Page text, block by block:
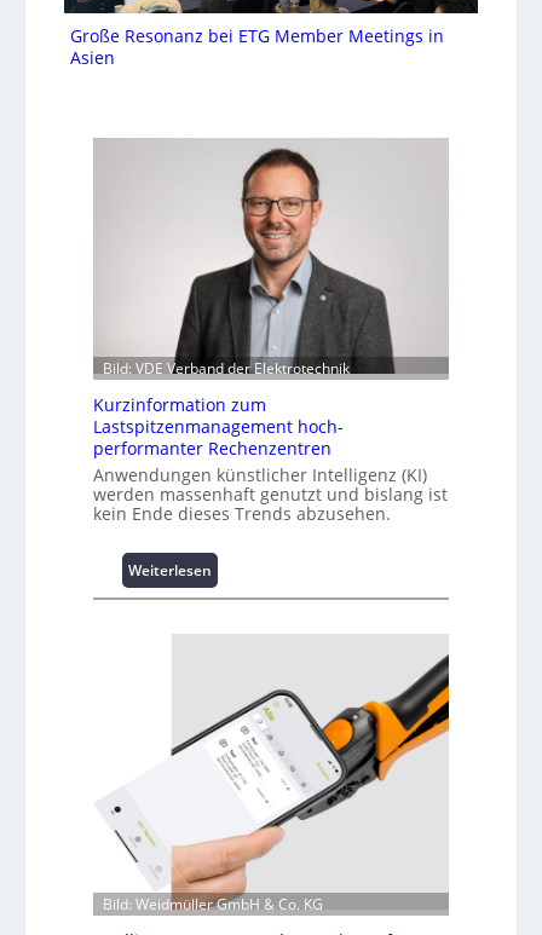
Große Resonanz bei ETG Member Meetings in
Asien
Bild: VDE Verband der Elektrotechnik
Kurzinformation zum
Lastspitzenmanagement hoch-
performanter Rechenzentren
Anwendungen künstlicher Intelligenz (KI)
werden massenhaft genutzt und bislang ist
kein Ende dieses Trends abzusehen.
Weiterlesen
K
r
f
o
t
i
o
n
Bild: Weidmüller GmbH & Co. KG